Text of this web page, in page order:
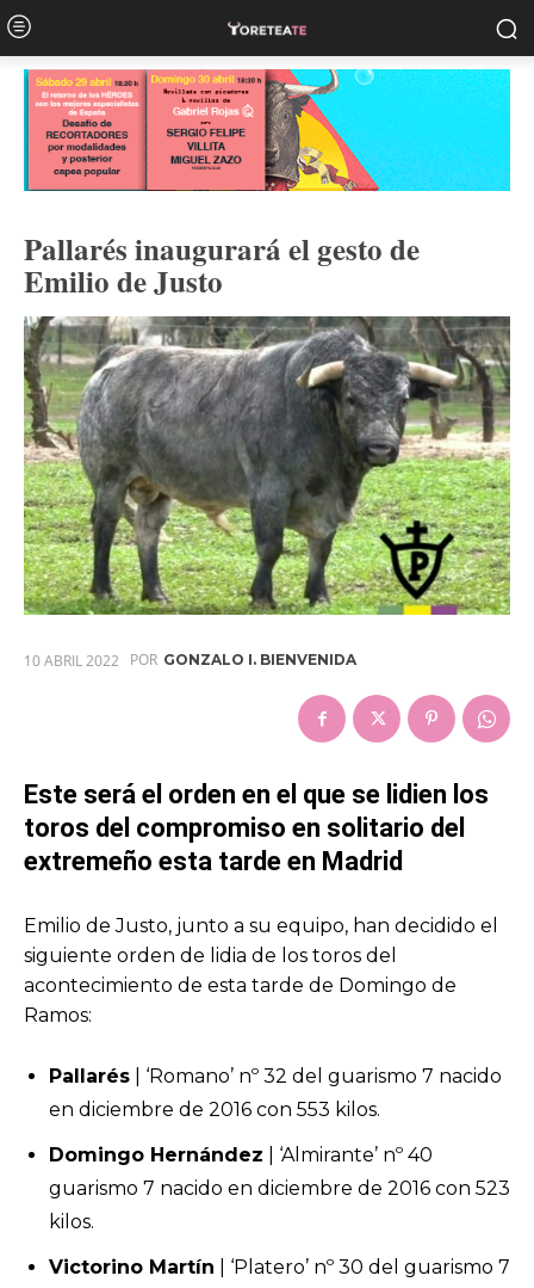
Pallarés inaugurará el gesto de
Emilio de Justo
10 ABRIL 2022 POR GONZALO I. BIENVENIDA
Este será el orden en el que se lidien los
toros del compromiso en solitario del
extremeño esta tarde en Madrid
Emilio de Justo, junto a su equipo, han decidido el
siguiente orden de lidia de los toros del
acontecimiento de esta tarde de Domingo de
Ramos:
Pallarés | ‘Romano’ nº 32 del guarismo 7 nacido
en diciembre de 2016 con 553 kilos.
Domingo Hernández | ‘Almirante’ nº 40
guarismo 7 nacido en diciembre de 2016 con 523
kilos.
Victorino Martín | ‘Platero’ nº 30 del guarismo 7